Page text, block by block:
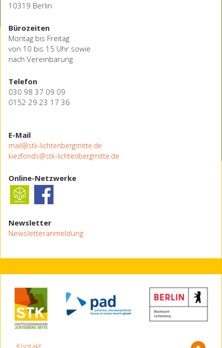
10319 Berlin
Bürozeiten
Montag bis Freitag
von 10 bis 15 Uhr sowie
nach Vereinbarung
Telefon
030 98 37 09 09
0152 29 23 17 36
E-Mail
mail@stk-lichtenbergmitte.de
kiezfonds@stk-lichtenbergmitte.de
Online-Netzwerke
Newsletter
Newsletteranmeldung